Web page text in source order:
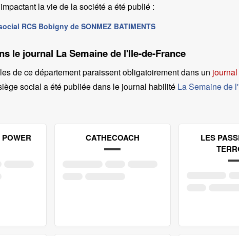
la vie de la société a été publié :
RCS Bobigny de SONMEZ BATIMENTS
le journal La Semaine de l'Ile-de-France
de ce département paraissent obligatoirement dans un
social a été publiée dans le journal habilité La Semaine de
CATHECOACH
LES